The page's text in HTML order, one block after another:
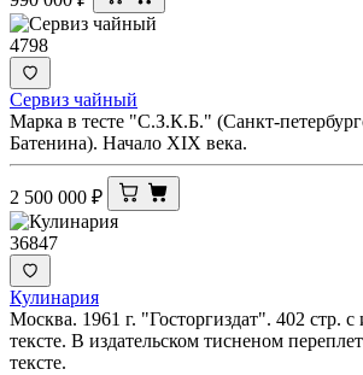
4798
Сервиз чайный
Марка в тесте "С.З.К.Б." (Санкт-
Батенина). Начало XIX века.
2 500 000 ₽
36847
Кулинария
Москва. 1961 г. "Госторгиздат". 402 стр.
тексте. В издательском тисненом
тексте.